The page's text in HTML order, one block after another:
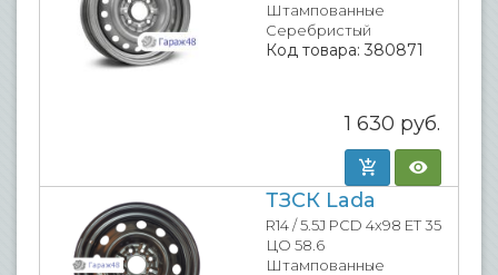
Штампованные
Серебристый
Код товара: 380871
1 630 руб.
ТЗСК Lada
R14 / 5.5J PCD 4x98 ET 35
ЦО 58.6
Штампованные